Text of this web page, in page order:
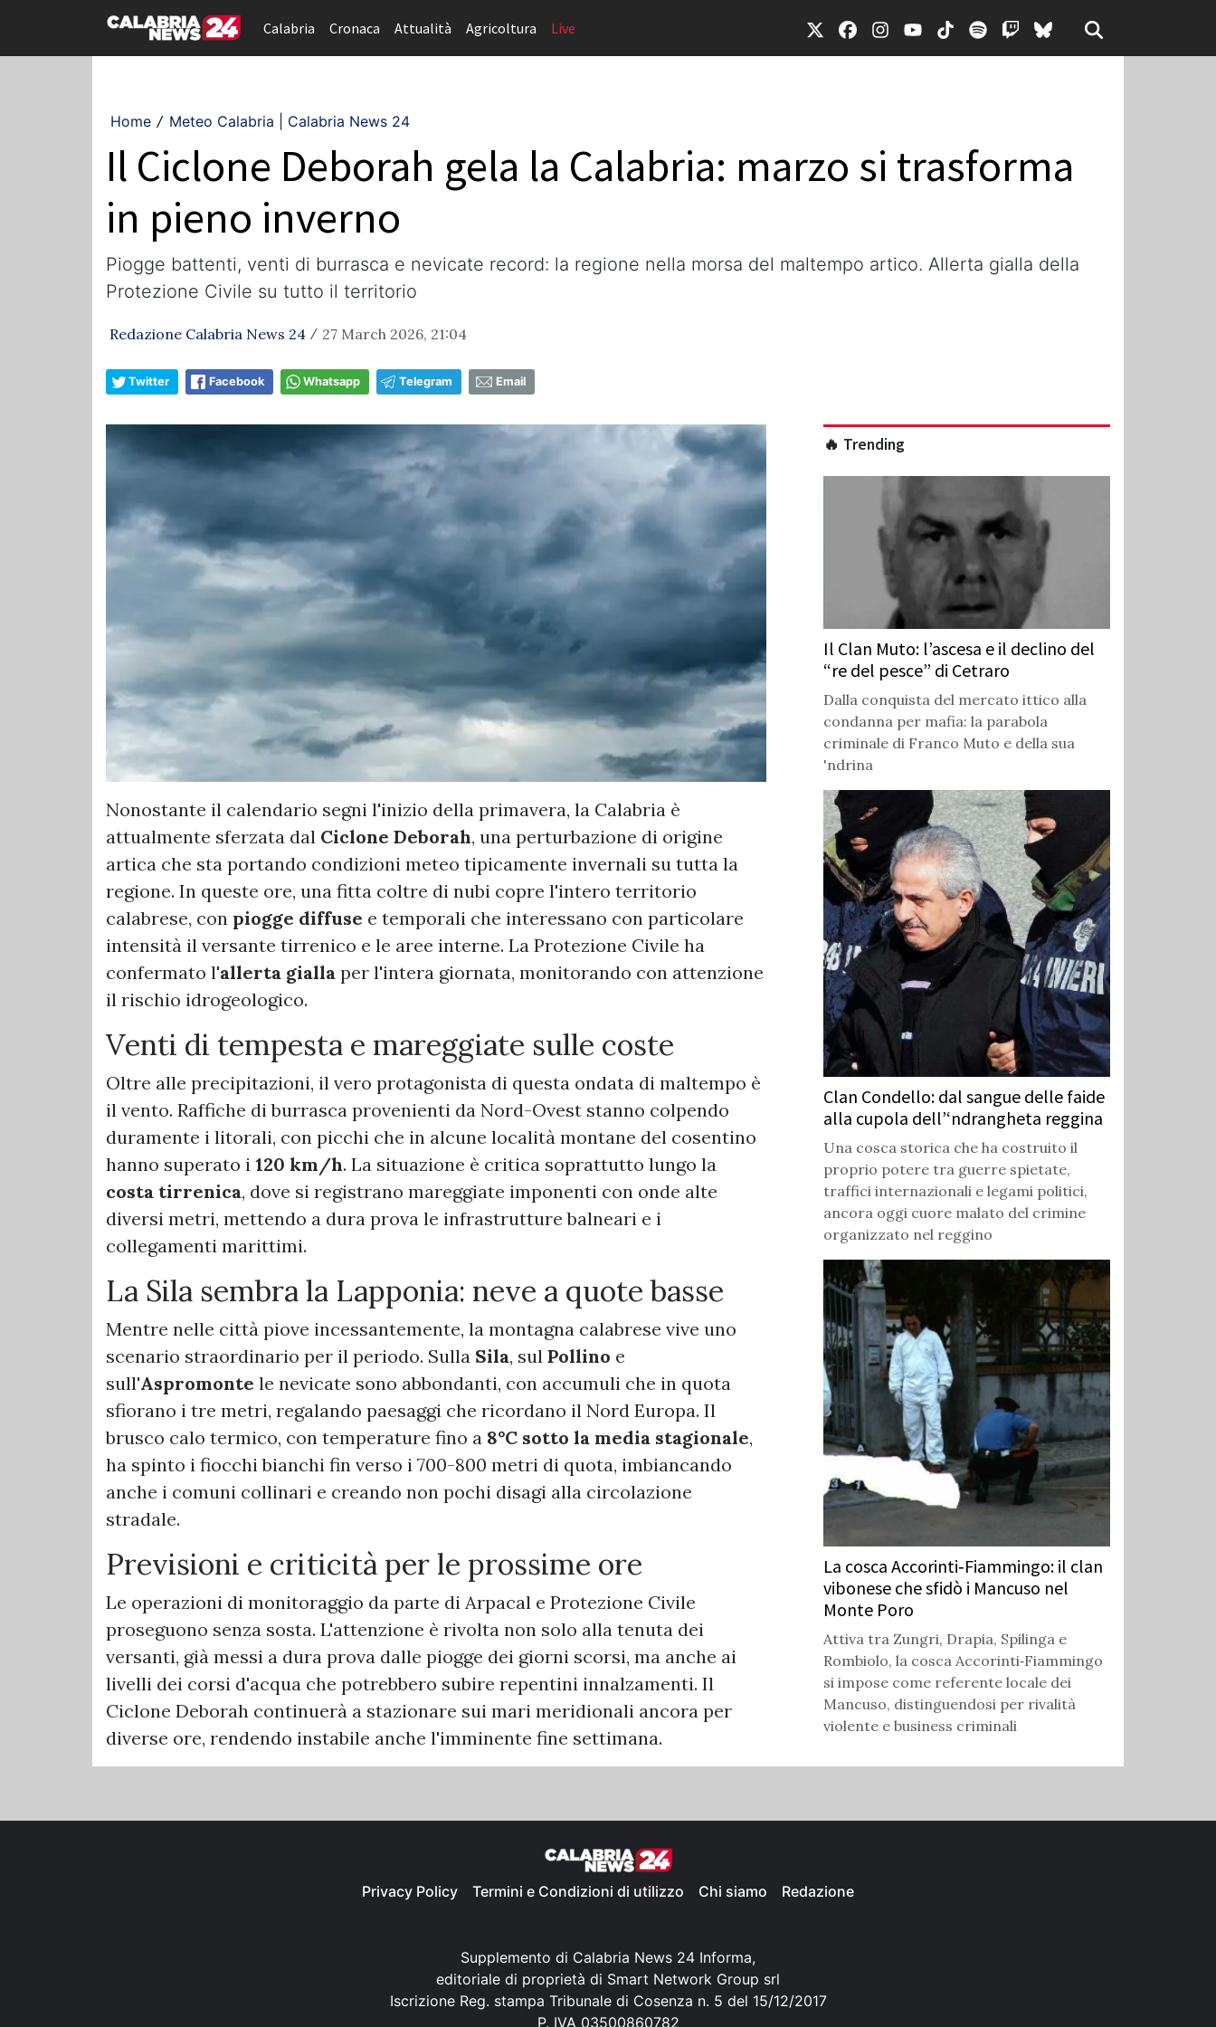
Calabria Cronaca Attualità Agricoltura Live
Home / Meteo Calabria | Calabria News 24
Il Ciclone Deborah gela la Calabria: marzo si trasforma
in pieno inverno
​Piogge battenti, venti di burrasca e nevicate record: la regione nella morsa del maltempo artico. Allerta gialla della
Protezione Civile su tutto il territorio
Redazione Calabria News 24 / 27 March 2026, 21:04
Twitter Facebook Whatsapp Telegram Email
Nonostante il calendario segni l'inizio della primavera, la Calabria è
attualmente sferzata dal Ciclone Deborah, una perturbazione di origine
artica che sta portando condizioni meteo tipicamente invernali su tutta la
regione. In queste ore, una fitta coltre di nubi copre l'intero territorio
calabrese, con piogge diffuse e temporali che interessano con particolare
intensità il versante tirrenico e le aree interne. La Protezione Civile ha
confermato l'allerta gialla per l'intera giornata, monitorando con attenzione
il rischio idrogeologico.
​Venti di tempesta e mareggiate sulle coste
​Oltre alle precipitazioni, il vero protagonista di questa ondata di maltempo è
il vento. Raffiche di burrasca provenienti da Nord-Ovest stanno colpendo
duramente i litorali, con picchi che in alcune località montane del cosentino
hanno superato i 120 km/h. La situazione è critica soprattutto lungo la
costa tirrenica, dove si registrano mareggiate imponenti con onde alte
diversi metri, mettendo a dura prova le infrastrutture balneari e i
collegamenti marittimi.
​La Sila sembra la Lapponia: neve a quote basse
​Mentre nelle città piove incessantemente, la montagna calabrese vive uno
scenario straordinario per il periodo. Sulla Sila, sul Pollino e
sull'Aspromonte le nevicate sono abbondanti, con accumuli che in quota
sfiorano i tre metri, regalando paesaggi che ricordano il Nord Europa. Il
brusco calo termico, con temperature fino a 8°C sotto la media stagionale,
ha spinto i fiocchi bianchi fin verso i 700-800 metri di quota, imbiancando
anche i comuni collinari e creando non pochi disagi alla circolazione
stradale.
​Previsioni e criticità per le prossime ore
​Le operazioni di monitoraggio da parte di Arpacal e Protezione Civile
proseguono senza sosta. L'attenzione è rivolta non solo alla tenuta dei
versanti, già messi a dura prova dalle piogge dei giorni scorsi, ma anche ai
livelli dei corsi d'acqua che potrebbero subire repentini innalzamenti. Il
Ciclone Deborah continuerà a stazionare sui mari meridionali ancora per
diverse ore, rendendo instabile anche l'imminente fine settimana.
🔥 Trending
Il Clan Muto: l’ascesa e il declino del
“re del pesce” di Cetraro
Dalla conquista del mercato ittico alla
condanna per mafia: la parabola
criminale di Franco Muto e della sua
'ndrina
Clan Condello: dal sangue delle faide
alla cupola dell’‘ndrangheta reggina
Una cosca storica che ha costruito il
proprio potere tra guerre spietate,
traffici internazionali e legami politici,
ancora oggi cuore malato del crimine
organizzato nel reggino
La cosca Accorinti‑Fiammingo: il clan
vibonese che sfidò i Mancuso nel
Monte Poro
Attiva tra Zungri, Drapia, Spilinga e
Rombiolo, la cosca Accorinti‑Fiammingo
si impose come referente locale dei
Mancuso, distinguendosi per rivalità
violente e business criminali
Privacy Policy Termini e Condizioni di utilizzo Chi siamo Redazione
Supplemento di Calabria News 24 Informa,
editoriale di proprietà di Smart Network Group srl
Iscrizione Reg. stampa Tribunale di Cosenza n. 5 del 15/12/2017
P. IVA 03500860782